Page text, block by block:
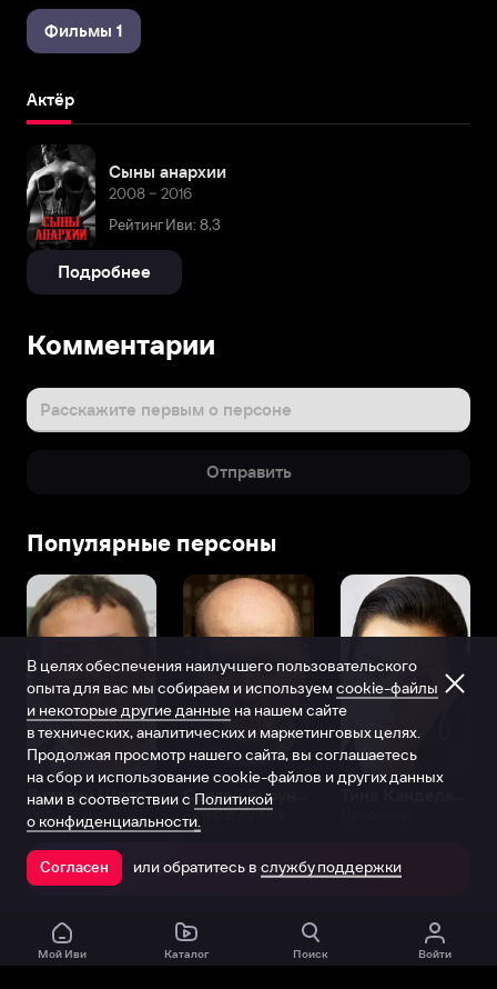
Фильмы 1
Актёр
Сыны анархии
2008 – 2016
Рейтинг Иви: 8,3
Подробнее
Комментарии
Расскажите первым о персоне
Отправить
Популярные персоны
Виталий Шляппо
Продюсер Актёр дубляжа
Открыть в приложении
Мой Иви Каталог Поиск Войти
В целях обеспечения наилучшего пользовательского
опыта для вас мы собираем и используем cookie-файлы
и некоторые другие данные на нашем сайте
в технических, аналитических и маркетинговых целях.
Продолжая просмотр нашего сайта, вы соглашаетесь
на сбор и использование cookie-файлов и других данных
нами в соответствии с Политикой
о конфиденциальности.
Согласен или обратитесь в службу поддержки